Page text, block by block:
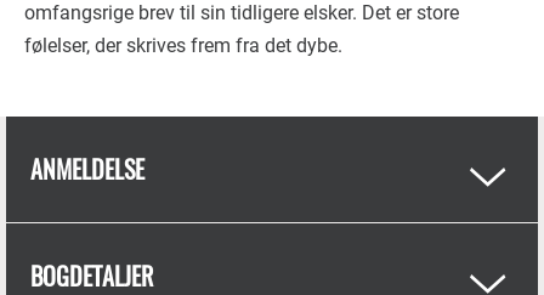
omfangsrige brev til sin tidligere elsker. Det er store
følelser, der skrives frem fra det dybe.
ANMELDELSE
BOGDETALJER